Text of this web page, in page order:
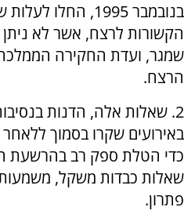
בנובמבר 1995,
הקשורות לרצח, אשר לא
שמגר, ועדת החקירה
הרצח.
2. שאלות אלה, הדנות
באירועים שקרו בסמוך
כדי הטלת ספק רב בהרשעת
שאלות כבדות משקל,
פתרון.